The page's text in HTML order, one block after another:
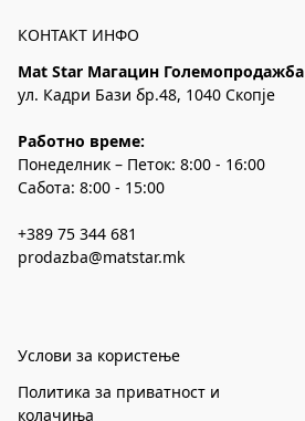
КОНТАКТ ИНФО
Mat Star Магацин Големопродажба
ул. Кадри Бази бр.48, 1040 Скопје
Работно време:
Понеделник – Петок: 8:00 - 16:00
Сабота: 8:00 - 15:00
+389 75 344 681
prodazba@matstar.mk
Услови за користење
Политика за приватност и
колачиња